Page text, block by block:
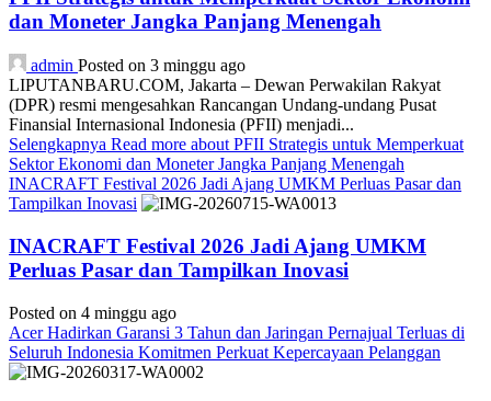
dan Moneter Jangka Panjang Menengah
admin Posted on 3 minggu ago
LIPUTANBARU.COM, Jakarta – Dewan Perwakilan Rakyat
(DPR) resmi mengesahkan Rancangan Undang-undang Pusat
Finansial Internasional Indonesia (PFII) menjadi...
Selengkapnya Read more about PFII Strategis untuk Memperkuat
Sektor Ekonomi dan Moneter Jangka Panjang Menengah
INACRAFT Festival 2026 Jadi Ajang UMKM Perluas Pasar dan
Tampilkan Inovasi
INACRAFT Festival 2026 Jadi Ajang UMKM
Perluas Pasar dan Tampilkan Inovasi
Posted on 4 minggu ago
Acer Hadirkan Garansi 3 Tahun dan Jaringan Pernajual Terluas di
Seluruh Indonesia Komitmen Perkuat Kepercayaan Pelanggan